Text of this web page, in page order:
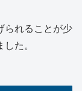
られることが少
た。